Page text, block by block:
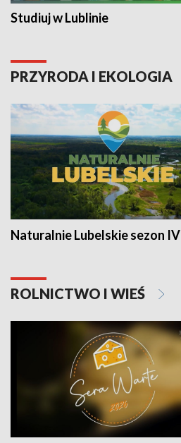
Studiuj w Lublinie
PRZYRODA I EKOLOGIA
Naturalnie Lubelskie sezon IV
ROLNICTWO I WIEŚ